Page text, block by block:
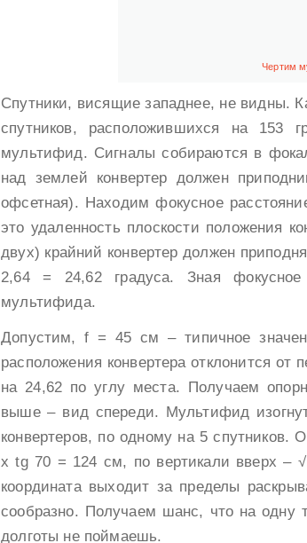
Чертим
Спутники, висящие западнее, не видны.
спутников, расположившихся на 153
мультифид. Сигналы собираются в
над землей конвертер должен
офсетная). Находим фокусное
это удаленность плоскости положения
двух) крайний конвертер должен
2,64 = 24,62 градуса. Зная
мультифида.
Допустим, f = 45 см – типичное
расположения конвертера отклонится от
на 24,62 по углу места. Получаем
выше – вид спереди. Мультифид
конвертеров, по одному на 5 спутников.
х tg 70 = 124 см, по вертикали вверх –
координата выходит за пределы
сообразно. Получаем шанс, что на одну
долготы не поймаешь.